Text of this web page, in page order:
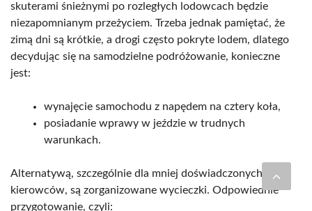
skuterami śnieżnymi po rozległych lodowcach będzie
niezapomnianym przeżyciem. Trzeba jednak pamiętać, że
zimą dni są krótkie, a drogi często pokryte lodem, dlatego
decydując się na samodzielne podróżowanie, konieczne
jest:
wynajęcie samochodu z napędem na cztery koła,
posiadanie wprawy w jeździe w trudnych
warunkach.
Alternatywą, szczególnie dla mniej doświadczonych
kierowców, są zorganizowane wycieczki. Odpowiednie
przygotowanie, czyli: